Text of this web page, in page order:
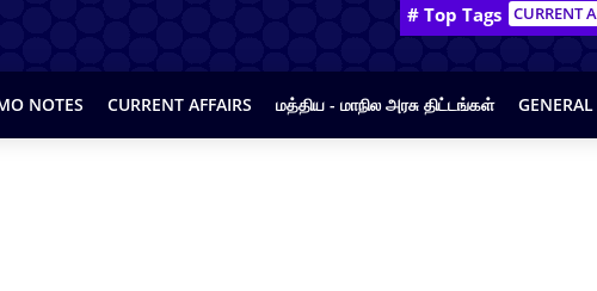
# Top Tags CURRENT
NOTES CURRENT AFFAIRS மத்திய - மாநில அரசு திட்டங்கள்